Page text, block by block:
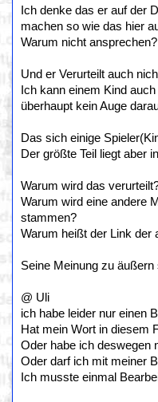
Ich denke das er auf der
machen so wie das hier
Warum nicht
Und er Verurteilt auch
Ich kann einem Kind
überhaupt kein Auge
Das sich einige
Der größte Teil liegt aber
Warum wird das
Warum wird eine andere
stammen?
Warum heißt der Link der
Seine Meinung zu
@ Uli
ich habe leider nur einen
Hat mein Wort in diesem
Oder habe ich deswegen
Oder darf ich mit meiner
Ich musste einmal